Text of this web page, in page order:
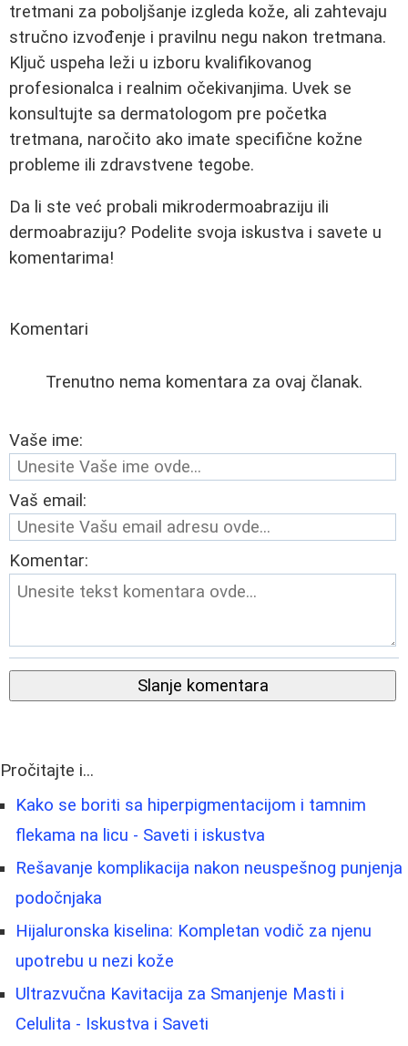
tretmani za poboljšanje izgleda kože, ali zahtevaju
stručno izvođenje i pravilnu negu nakon tretmana.
Ključ uspeha leži u izboru kvalifikovanog
profesionalca i realnim očekivanjima. Uvek se
konsultujte sa dermatologom pre početka
tretmana, naročito ako imate specifične kožne
probleme ili zdravstvene tegobe.
Da li ste već probali mikrodermoabraziju ili
dermoabraziju? Podelite svoja iskustva i savete u
komentarima!
Komentari
Trenutno nema komentara za ovaj članak.
Vaše ime:
Vaš email:
Komentar:
Slanje komentara
Pročitajte i...
Kako se boriti sa hiperpigmentacijom i tamnim
flekama na licu - Saveti i iskustva
Rešavanje komplikacija nakon neuspešnog punjenja
podočnjaka
Hijaluronska kiselina: Kompletan vodič za njenu
upotrebu u nezi kože
Ultrazvučna Kavitacija za Smanjenje Masti i
Celulita - Iskustva i Saveti